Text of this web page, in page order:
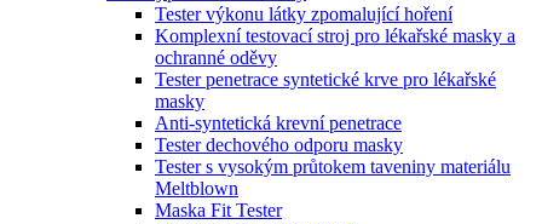
Tester výkonu látky zpomalující hoření
Komplexní testovací stroj pro lékařské masky a
ochranné oděvy
Tester penetrace syntetické krve pro lékařské
masky
Anti-syntetická krevní penetrace
Tester dechového odporu masky
Tester s vysokým průtokem taveniny materiálu
Meltblown
Maska Fit Tester